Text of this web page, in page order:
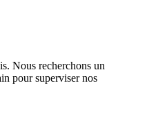
Nous recherchons un
pour superviser nos